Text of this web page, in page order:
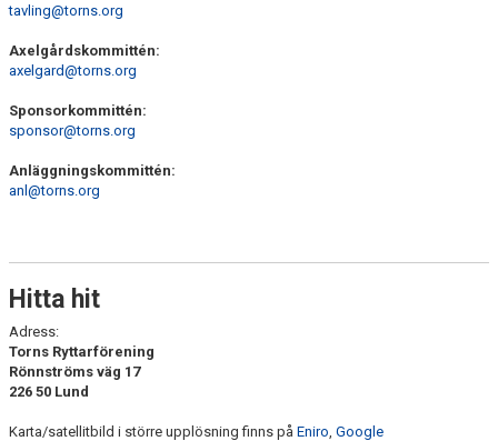
tavling@torns.org
Axelgårdskommittén:
axelgard@torns.org
Sponsorkommittén:
sponsor@torns.org
Anläggningskommittén:
anl@torns.org
Hitta hit
Adress:
Torns Ryttarförening
Rönnströms väg 17
226 50 Lund
Karta/satellitbild i större upplösning finns på Eniro, Google